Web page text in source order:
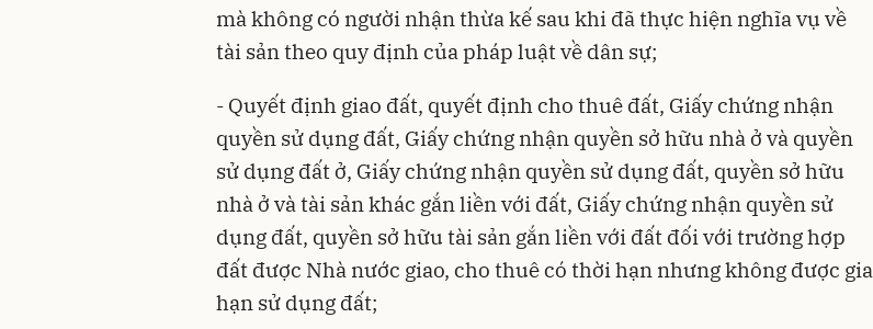
mà không có người nhận thừa kế sau khi đã thực hiện nghĩa vụ về
tài sản theo quy định của pháp luật về dân sự;
- Quyết định giao đất, quyết định cho thuê đất, Giấy chứng nhận
quyền sử dụng đất, Giấy chứng nhận quyền sở hữu nhà ở và quyền
sử dụng đất ở, Giấy chứng nhận quyền sử dụng đất, quyền sở hữu
nhà ở và tài sản khác gắn liền với đất, Giấy chứng nhận quyền sử
dụng đất, quyền sở hữu tài sản gắn liền với đất đối với trường hợp
đất được Nhà nước giao, cho thuê có thời hạn nhưng không được gia
hạn sử dụng đất;